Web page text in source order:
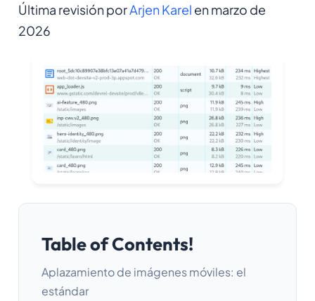
Última revisión porArjen Karel en marzo de
2026
Table of Contents!
Aplazamiento de imágenes móviles: el
estándar